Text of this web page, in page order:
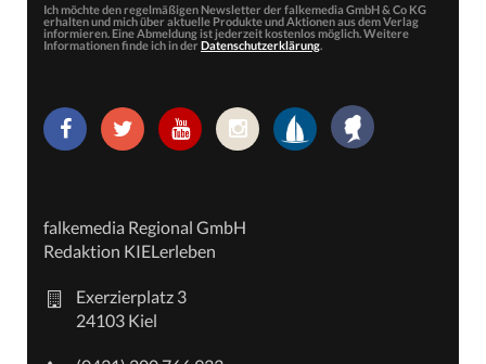
Ich möchte den regelmäßigen Newsletter der falkemedia GmbH & Co KG
erhalten und mich über aktuelle Produkte und Aktionen aus dem Verlag
informieren. Eine Abmeldung ist jederzeit kostenlos möglich. Weitere
Informationen finde ich in der Datenschutzerklärung.
falkemedia Regional GmbH
Redaktion KIELerleben
Exerzierplatz 3
24103 Kiel